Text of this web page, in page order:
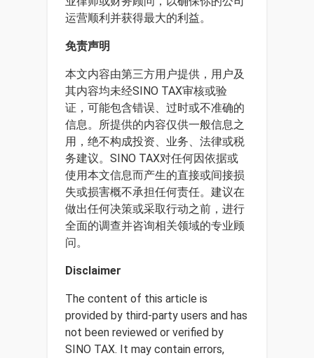
运营顺利并获得最大的利益。
免责声明
本文内容由第三方用户提供，用户及
其内容均未经SINO TAX审核或验
证，可能包含错误、过时或不准确的
信息。所提供的内容仅供一般信息之
用，绝不构成投资、业务、法律或税
务建议。SINO TAX对任何因依据或
使用本文信息而产生的直接或间接损
失或损害概不承担任何责任。建议在
做出任何决策或采取行动之前，进行
全面的调查并咨询相关领域的专业顾
问。
Disclaimer
The content of this article is
provided by third-party users and has
not been reviewed or verified by
SINO TAX. It may contain errors,